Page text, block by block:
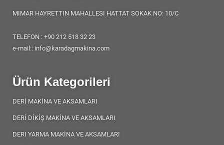
MIMAR HAYRETTIN MAHALLESI HATTAT SOKAK NO: 10/C
TELEFON : +90 212 518 32 23
e-mail:: info@karadagmakina.com
Ürün Kategorileri
DERİ MAKİNA VE AKSAMLARI
DERİ DİKİŞ MAKİNA VE AKSAMLARI
DERI YARMA MAKİNA VE AKSAMLARI